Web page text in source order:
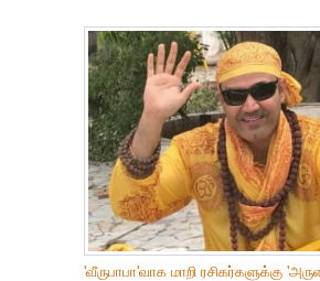
'வீருபாபா'வாக மாறி ரசிகர்களுக்கு